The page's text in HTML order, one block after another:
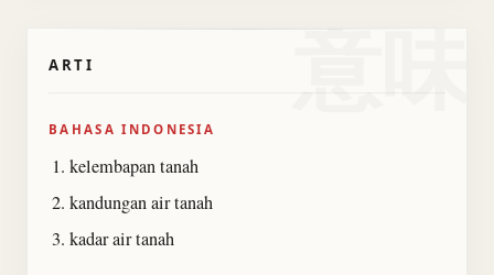
意味
ARTI
BAHASA INDONESIA
kelembapan tanah
kandungan air tanah
kadar air tanah